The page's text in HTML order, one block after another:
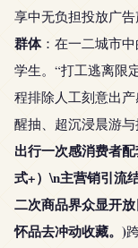
享中无负担投放广
群体：在一二城市
学生。“打工逃离限
程排除人工刻意出
醒抽、超沉浸晨游
出行一次感消费者
式+）\n主营销引流
二次商品界众显开
怀品去冲动收藏。)